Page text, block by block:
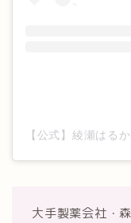
大手製薬会社・